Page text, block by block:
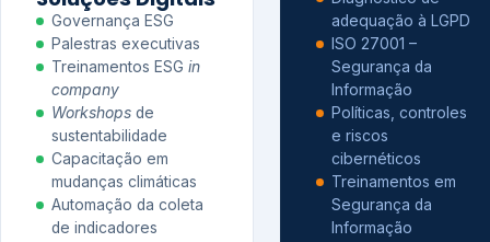
Governança ESG
Palestras executivas
Treinamentos ESG in
company
Workshops de
sustentabilidade
Capacitação em
mudanças climáticas
Automação da coleta
de indicadores
adequação à LGPD
ISO 27001 –
Segurança da
Informação
Políticas, controles
e riscos
cibernéticos
Treinamentos em
Segurança da
Informação